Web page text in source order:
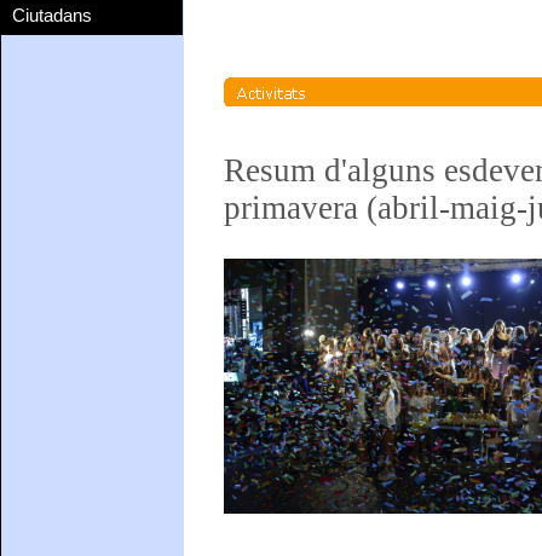
Ciutadans
Resum d'alguns
primavera (abril-maig-